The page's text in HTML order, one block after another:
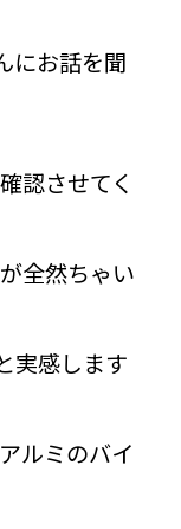
にお話を聞
認させてく
全然ちゃい
実感します
ルミのバイ